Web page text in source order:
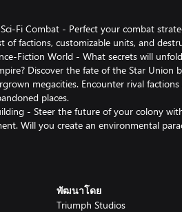
Fi Combat - Perfect your combat
of factions, customizable units, and
Fiction World - What secrets will
Discover the fate of the Star Union
megacities. Encounter rival
places.
- Steer the future of your colony
Will you create an environmental
- online, hotseat, and asynchronous!
พัฒนาโดย
Triumph Studios